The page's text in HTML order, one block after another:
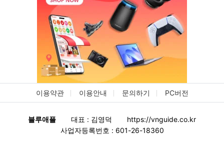
이용약관 이용안내 문의하기 PC버전
블루애플 대표 : 김영덕
https://vnguide.co.kr
사업자등록번호 : 601-26-18360